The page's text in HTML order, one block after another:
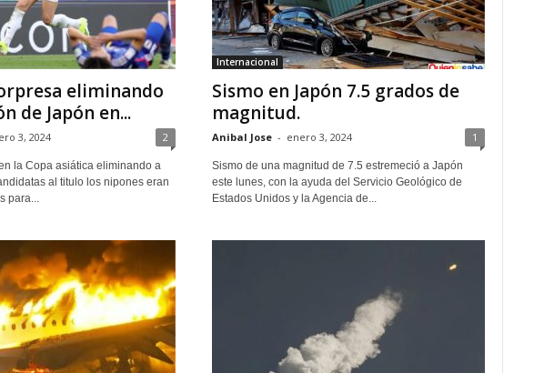
eliminando
de Japón en...
3, 2024 2
la Copa asiática eliminando a
al titulo los nipones eran
para...
Internacional
Sismo en Japón 7.5 grados de
magnitud.
Anibal Jose - enero 3, 2024 1
Sismo de una magnitud de 7.5 estremeció a Japón
este lunes, con la ayuda del Servicio Geológico de
Estados Unidos y la Agencia de...